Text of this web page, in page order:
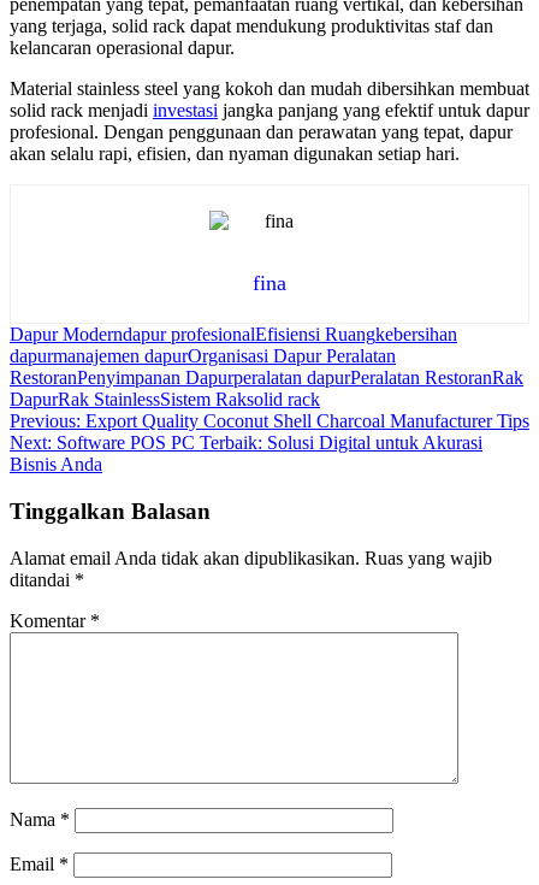
penempatan yang tepat, pemanfaatan ruang vertikal, dan kebersihan
yang terjaga, solid rack dapat mendukung produktivitas staf dan
kelancaran operasional dapur.
Material stainless steel yang kokoh dan mudah dibersihkan membuat
solid rack menjadi investasi jangka panjang yang efektif untuk dapur
profesional. Dengan penggunaan dan perawatan yang tepat, dapur
akan selalu rapi, efisien, dan nyaman digunakan setiap hari.
fina
Dapur Moderndapur profesionalEfisiensi Ruangkebersihan
dapurmanajemen dapurOrganisasi Dapur Peralatan
RestoranPenyimpanan Dapurperalatan dapurPeralatan RestoranRak
DapurRak StainlessSistem Raksolid rack
Navigasi
pos
Previous: Export Quality Coconut Shell Charcoal Manufacturer Tips
Next: Software POS PC Terbaik: Solusi Digital untuk Akurasi
Bisnis Anda
Tinggalkan Balasan
Alamat email Anda tidak akan dipublikasikan. Ruas yang wajib
ditandai *
Komentar *
Nama *
Email *